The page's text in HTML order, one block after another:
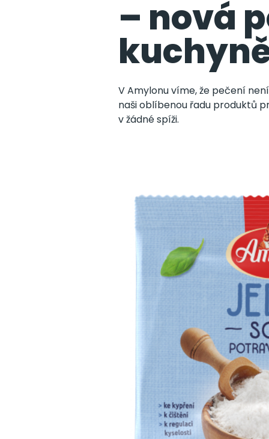
– nová
V Amylonu víme, že pečení
naši oblíbenou řadu produktů
v žádné spíži.